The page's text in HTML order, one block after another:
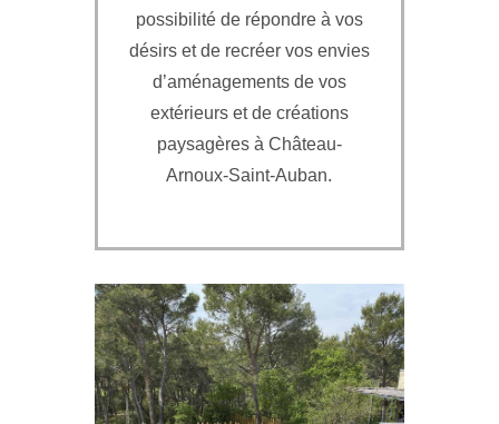
possibilité de répondre à vos
désirs et de recréer vos envies
d’aménagements de vos
extérieurs et de créations
paysagères à Château-
Arnoux-Saint-Auban.